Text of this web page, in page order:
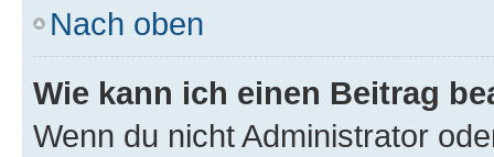
Nach oben
Wie kann ich einen Beitrag
Wenn du nicht Administrator